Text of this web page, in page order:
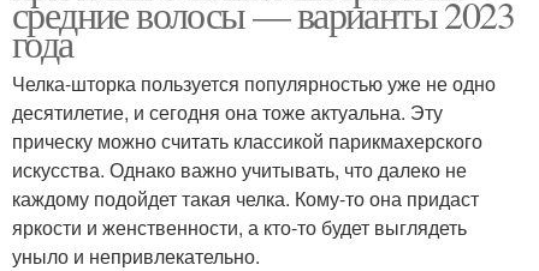
средние волосы — варианты 2023
года
Челка-шторка пользуется популярностью уже не одно
десятилетие, и сегодня она тоже актуальна. Эту
прическу можно считать классикой парикмахерского
искусства. Однако важно учитывать, что далеко не
каждому подойдет такая челка. Кому-то она придаст
яркости и женственности, а кто-то будет выглядеть
уныло и непривлекательно.